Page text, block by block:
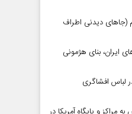
(جاهای دیدنی اطراف
ایران، بنای هژمونی
لباس افشاگری